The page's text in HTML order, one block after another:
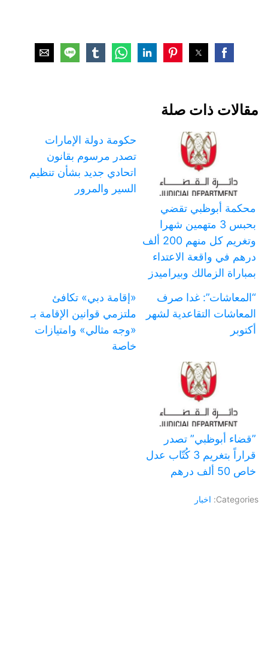
مقالات ذات صلة
محكمة أبوظبي تقضي
بحبس 3 متهمين شهرا
وتغريم كل منهم 200 ألف
درهم في واقعة الاعتداء
بمباراة الزمالك وبيراميدز
حكومة دولة الإمارات
تصدر مرسوم بقانون
اتحادي جديد بشأن تنظيم
السير والمرور
“المعاشات”: غدا صرف
المعاشات التقاعدية لشهر
أكتوبر
«إقامة دبي» تكافئ
ملتزمي قوانين الإقامة بـ
«وجه مثالي» وامتيازات
خاصة
‏”قضاء أبوظبي” تصدر
قراراً بتغريم 3 كُتّاب عدل
خاص 50 ألف درهم
Categories: اخبار